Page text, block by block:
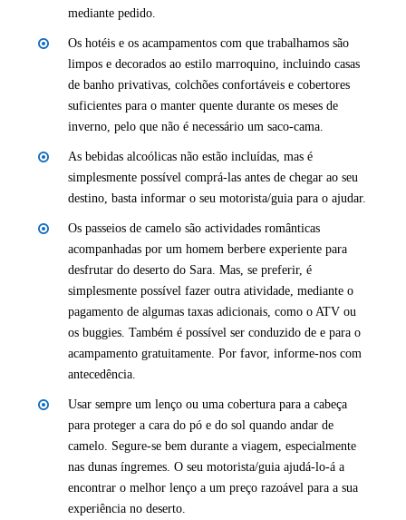
mediante pedido.
Os hotéis e os acampamentos com que trabalhamos são
limpos e decorados ao estilo marroquino, incluindo casas
de banho privativas, colchões confortáveis e cobertores
suficientes para o manter quente durante os meses de
inverno, pelo que não é necessário um saco-cama.
As bebidas alcoólicas não estão incluídas, mas é
simplesmente possível comprá-las antes de chegar ao seu
destino, basta informar o seu motorista/guia para o ajudar.
Os passeios de camelo são actividades românticas
acompanhadas por um homem berbere experiente para
desfrutar do deserto do Sara. Mas, se preferir, é
simplesmente possível fazer outra atividade, mediante o
pagamento de algumas taxas adicionais, como o ATV ou
os buggies. Também é possível ser conduzido de e para o
acampamento gratuitamente. Por favor, informe-nos com
antecedência.
Usar sempre um lenço ou uma cobertura para a cabeça
para proteger a cara do pó e do sol quando andar de
camelo. Segure-se bem durante a viagem, especialmente
nas dunas íngremes. O seu motorista/guia ajudá-lo-á a
encontrar o melhor lenço a um preço razoável para a sua
experiência no deserto.